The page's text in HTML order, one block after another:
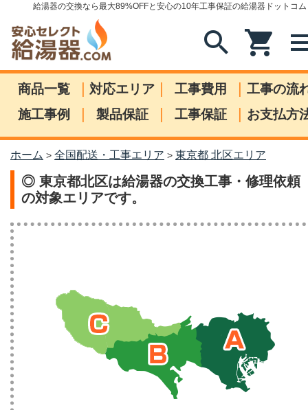
給湯器の交換なら最大89%OFFと安心の10年工事保証の給湯器ドットコム
search shopping_cart
商品一覧 | 対応エリア | 工事費用 | 工事の流
施工事例
| 製品保証 | 工事保証 | お支払方
ホーム > 全国配送・工事エリア > 東京都 北区エリア
◎ 東京都北区は給湯器の交換工事・修理依頼
の対象エリアです。